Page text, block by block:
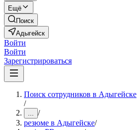
Ещё
Поиск
Адыгейск
Войти
Войти
Зарегистрироваться
Поиск сотрудников в Адыгейске
/
... /
резюме в Адыгейске/